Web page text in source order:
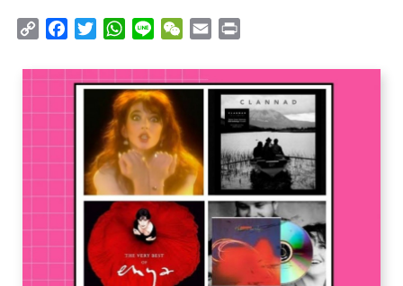
Copy
Facebook
TwitterWhatsApp
Line WeChat
Email